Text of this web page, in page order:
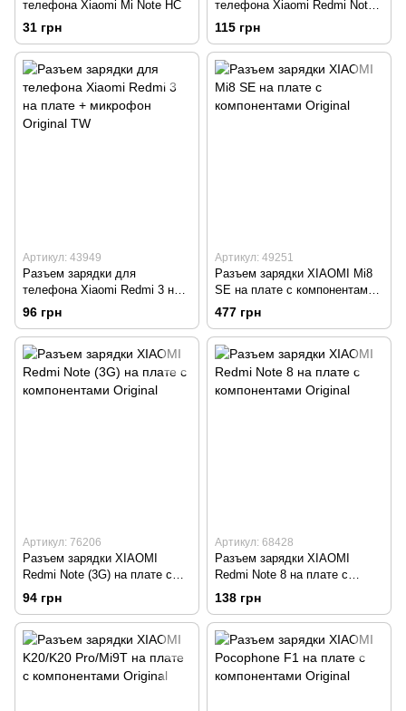
телефона Xiaomi Mi Note HC
31 грн
телефона Xiaomi Redmi Note
(4G) на плате + микрофон
Original TW
115 грн
Артикул: 43949
Разъем зарядки для
телефона Xiaomi Redmi 3 на
плате + микрофон Original TW
96 грн
Артикул: 49251
Разъем зарядки XIAOMI Mi8
SE на плате с компонентами
Original
477 грн
Артикул: 76206
Разъем зарядки XIAOMI
Redmi Note (3G) на плате с
компонентами Original
94 грн
Артикул: 68428
Разъем зарядки XIAOMI
Redmi Note 8 на плате с
компонентами Original
138 грн